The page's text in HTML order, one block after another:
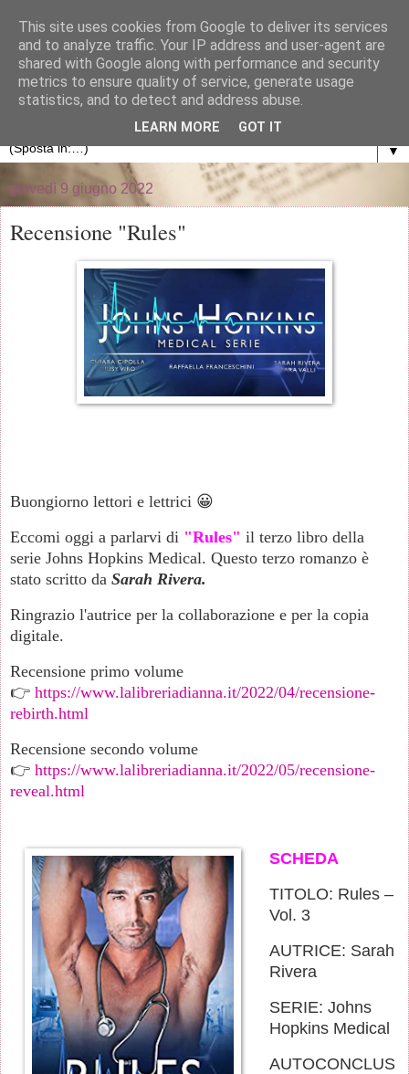
La libreria di Anna
Blog personale dedicato al mondo dei libri
▼
giovedì 9 giugno 2022
Recensione "Rules"
Buongiorno lettori e lettrici 😀
Eccomi oggi a parlarvi di "Rules" il terzo libro della
serie Johns Hopkins Medical. Questo terzo romanzo è
stato scritto da Sarah Rivera.
Ringrazio l'autrice per la collaborazione e per la copia
digitale.
Recensione primo volume
👉 https://www.lalibreriadianna.it/2022/04/recensione-
rebirth.html
Recensione secondo volume
👉 https://www.lalibreriadianna.it/2022/05/recensione-
reveal.html
SCHEDA
TITOLO: Rules –
Vol. 3
AUTRICE: Sarah
Rivera
SERIE: Johns
Hopkins Medical
AUTOCONCLUS
This site uses cookies from Google to deliver its services
and to analyze traffic. Your IP address and user-agent are
shared with Google along with performance and security
metrics to ensure quality of service, generate usage
statistics, and to detect and address abuse.
LEARN MORE GOT IT